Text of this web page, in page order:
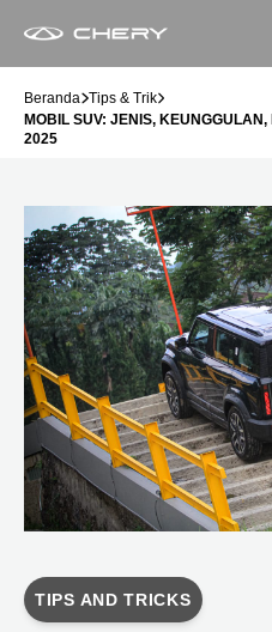
Beranda Tips & Trik
MOBIL SUV: JENIS,
2025
TIPS AND TRICKS